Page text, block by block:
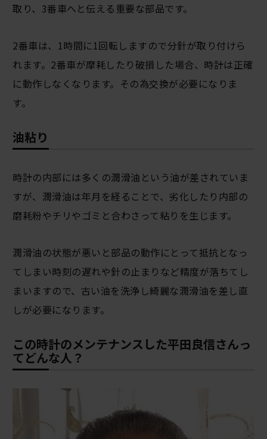
取り、3番車へと伝える重要な部品です。
2番車は、1時間に1回転しますので分針が取り付けら
れます。2番車が摩耗したり破損した場合、時計は正確
に動作しなくなります。その為交換が必要になりま
す。
油粘り
時計の内部には多くの潤滑油という油が差されていま
すが、潤滑油は年月を経ることで、劣化したり内部の
磨耗粉やチリやゴミと合わさって粘りを生じます。
潤滑油の状態が悪いと部品の動作にとって抵抗となっ
てしまい時刻の遅れや針の止まりなど精度が落ちてし
まいますので、古い油を洗浄し綺麗な潤滑油を差し直
しが必要になります。
この時計のメンテナンスした平田良信さんっ
てどんな人？